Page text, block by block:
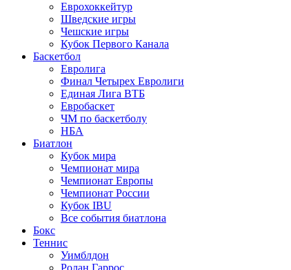
Еврохоккейтур
Шведские игры
Чешские игры
Кубок Первого Канала
Баскетбол
Евролига
Финал Четырех Евролиги
Единая Лига ВТБ
Евробаскет
ЧМ по баскетболу
НБА
Биатлон
Кубок мира
Чемпионат мира
Чемпионат Европы
Чемпионат России
Кубок IBU
Все события биатлона
Бокс
Теннис
Уимблдон
Ролан Гаррос